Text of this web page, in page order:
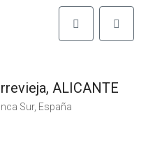
ALICANTE
Sur, España